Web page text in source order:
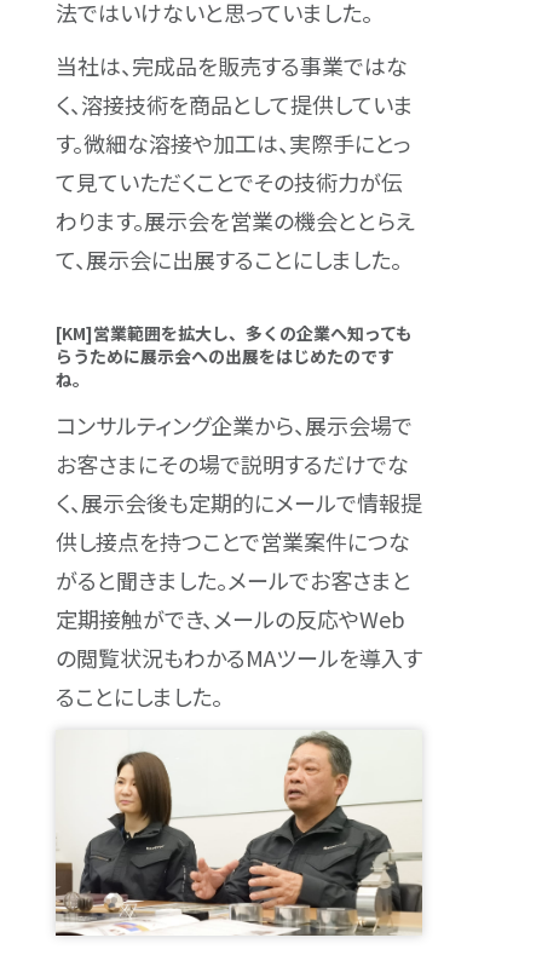
法ではいけないと思っていました。
当社は、完成品を販売する事業ではな
く、溶接技術を商品として提供していま
す。微細な溶接や加工は、実際手にとっ
て見ていただくことでその技術力が伝
わります。展示会を営業の機会ととらえ
て、展示会に出展することにしました。
[KM]営業範囲を拡大し、多くの企業へ知っても
らうために展示会への出展をはじめたのです
ね。
コンサルティング企業から、展示会場で
お客さまにその場で説明するだけでな
く、展示会後も定期的にメールで情報提
供し接点を持つことで営業案件につな
がると聞きました。メールでお客さまと
定期接触ができ、メールの反応やWeb
の閲覧状況もわかるMAツールを導入す
ることにしました。